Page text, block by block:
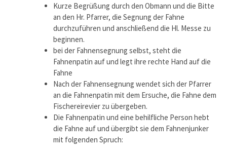
Kurze Begrüßung durch den Obmann und die Bitte
an den Hr. Pfarrer, die Segnung der Fahne
durchzuführen und anschließend die Hl. Messe zu
beginnen.
bei der Fahnensegnung selbst, steht die
Fahnenpatin auf und legt ihre rechte Hand auf die
Fahne
Nach der Fahnensegnung wendet sich der Pfarrer
an die Fahnenpatin mit dem Ersuche, die Fahne dem
Fischereirevier zu übergeben.
Die Fahnenpatin und eine behilfliche Person hebt
die Fahne auf und übergibt sie dem Fahnenjunker
mit folgenden Spruch: